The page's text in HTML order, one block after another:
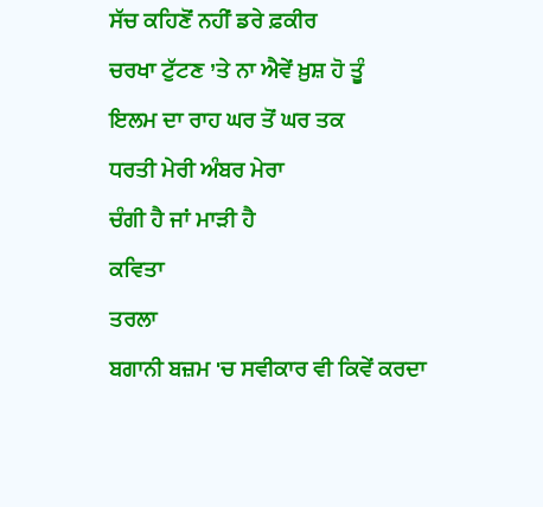
ਸੱਚ ਕਹਿਣੋਂ ਨਹੀਂ ਡਰੇ ਫ਼ਕੀਰ
ਚਰਖਾ ਟੁੱਟਣ ’ਤੇ ਨਾ ਐਵੇਂ ਖ਼ੁਸ਼ ਹੋ ਤੂੰ
ਇਲਮ ਦਾ ਰਾਹ ਘਰ ਤੋਂ ਘਰ ਤਕ
ਧਰਤੀ ਮੇਰੀ ਅੰਬਰ ਮੇਰਾ
ਚੰਗੀ ਹੈ ਜਾਂ ਮਾੜੀ ਹੈ
ਕਵਿਤਾ
ਤਰਲਾ
ਬਗਾਨੀ ਬਜ਼ਮ 'ਚ ਸਵੀਕਾਰ ਵੀ ਕਿਵੇਂ ਕਰਦਾ